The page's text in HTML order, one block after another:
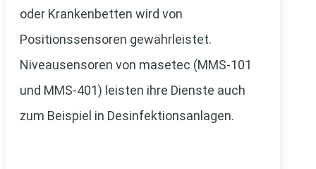
oder Krankenbetten wird von
Positionssensoren gewährleistet.
Niveausensoren von masetec (MMS-101
und MMS-401) leisten ihre Dienste auch
zum Beispiel in Desinfektionsanlagen.